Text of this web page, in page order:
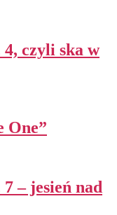
4, czyli ska w
One”
– jesień nad